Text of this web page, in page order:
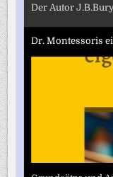
Der Autor
Dr. Montessoris